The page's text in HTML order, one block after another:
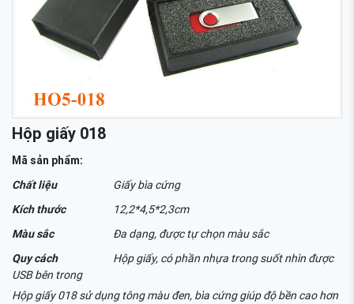
Hộp giấy 018
Mã sản phẩm:
Chất liệu
Giấy bìa cứng
Kích thước
12,2*4,5*2,3cm
Màu sắc
Đa dạng, được tự chọn màu sắc
Quy cách
Hộp giấy, có phần nhựa trong suốt nhìn được
USB bên trong
Hộp giấy 018 sử dụng tông màu đen, bìa cứng giúp độ bền cao hơn